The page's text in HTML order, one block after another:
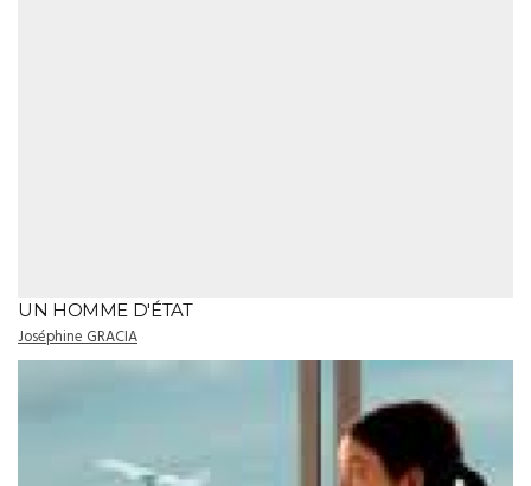
UN HOMME D'ÉTAT
Joséphine GRACIA